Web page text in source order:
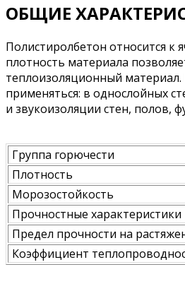
ОБЩИЕ
Полистиролбетон относится к
плотность материала
теплоизоляционный
применяться: в однослойных
и звукоизоляции стен, полов,
Группа горючести
Плотность
Морозостойкость
Прочностные характеристики
Предел прочности на
Коэффициент